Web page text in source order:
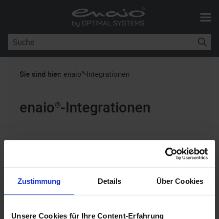
Zustimmung Details Über Cookies
Unsere Cookies für Ihre Content-Erfahrung
Skip To Main Content
Sie sind hier: enaio®-Integrationen
enaio®-Integrationen
enaio® 11.10
Als umfassendes Content-Management-, Business-